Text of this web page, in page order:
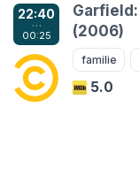
22:40
…
00:25
(2006)
familie
5.0